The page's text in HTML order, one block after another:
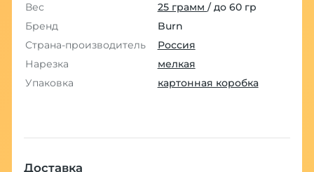
Вес
25 грамм / до 60 гр
Бренд
Burn
Страна-производитель
Россия
Нарезка
мелкая
Упаковка
картонная коробка
Доставка